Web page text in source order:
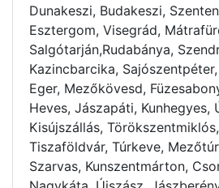
Dunakeszi, Budakeszi,
Esztergom, Visegrád,
Salgótarján,Rudabánya,
Kazincbarcika,
Eger, Mezőkövesd,
Heves, Jászapáti, Kunhegyes,
Kisújszállás,
Tiszaföldvár, Túrkeve,
Szarvas, Kunszentmárton,